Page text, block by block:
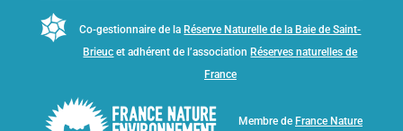
Co-gestionnaire de la Réserve Naturelle de la Baie de Saint-
Brieuc et adhérent de l’association Réserves naturelles de
France
Membre de France Nature